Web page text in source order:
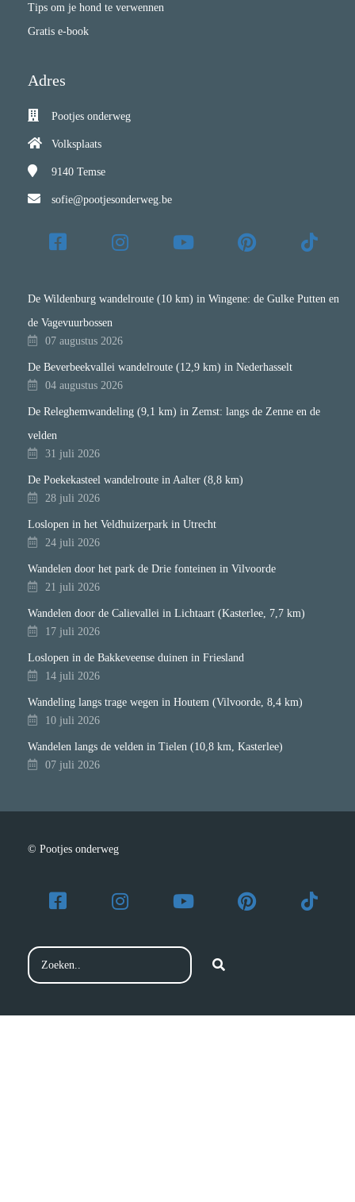
Tips om je hond te verwennen
Gratis e-book
Adres
Pootjes onderweg
Volksplaats
9140 Temse
sofie@pootjesonderweg.be
De Wildenburg wandelroute (10 km) in Wingene: de Gulke Putten en
de Vagevuurbossen
07 augustus 2026
De Beverbeekvallei wandelroute (12,9 km) in Nederhasselt
04 augustus 2026
De Releghemwandeling (9,1 km) in Zemst: langs de Zenne en de
velden
31 juli 2026
De Poekekasteel wandelroute in Aalter (8,8 km)
28 juli 2026
Loslopen in het Veldhuizerpark in Utrecht
24 juli 2026
Wandelen door het park de Drie fonteinen in Vilvoorde
21 juli 2026
Wandelen door de Calievallei in Lichtaart (Kasterlee, 7,7 km)
17 juli 2026
Loslopen in de Bakkeveense duinen in Friesland
14 juli 2026
Wandeling langs trage wegen in Houtem (Vilvoorde, 8,4 km)
10 juli 2026
Wandelen langs de velden in Tielen (10,8 km, Kasterlee)
07 juli 2026
© Pootjes onderweg